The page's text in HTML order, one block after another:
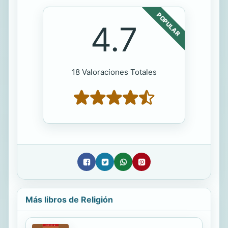
POPULAR
4.7
18 Valoraciones Totales
Más libros de Religión